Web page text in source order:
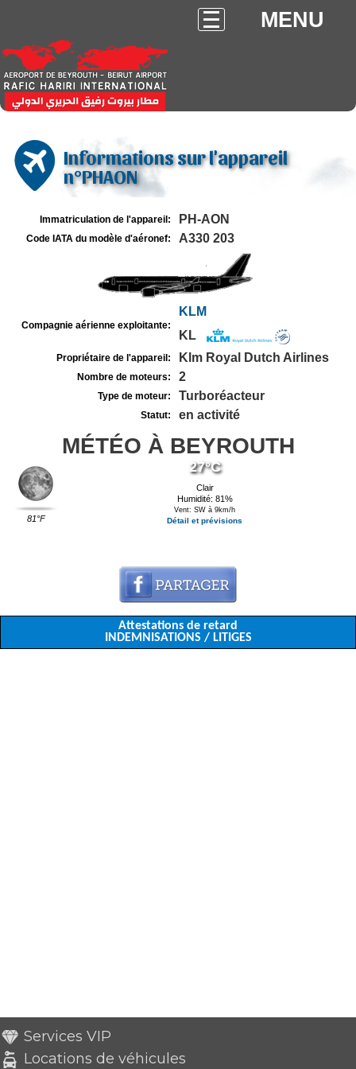
MENU
Informations sur l'appareil
n°PHAON
Immatriculation de l'appareil: PH-AON
Code IATA du modèle d'aéronef: A330 203
Compagnie aérienne exploitante:
KLM
KL
Propriétaire de l'appareil: Klm Royal Dutch Airlines
Nombre de moteurs: 2
Type de moteur: Turboréacteur
Statut: en activité
MÉTÉO À BEYROUTH
81°F
27°C
Clair
Humidité: 81%
Vent: SW à 9km/h
Détail et prévisions
Attestations de retard
INDEMNISATIONS / LITIGES
Services VIP
Locations de véhicules